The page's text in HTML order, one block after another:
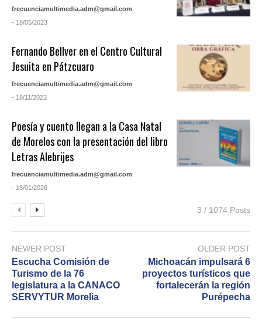
frecuenciamultimedia.adm@gmail.com
- 18/05/2023
Fernando Bellver en el Centro Cultural
Jesuita en Pátzcuaro
frecuenciamultimedia.adm@gmail.com
- 18/11/2022
Poesía y cuento llegan a la Casa Natal
de Morelos con la presentación del libro
Letras Alebrijes
frecuenciamultimedia.adm@gmail.com
- 13/01/2026
3 / 1074 Posts
NEWER POST
Escucha Comisión de
Turismo de la 76
legislatura a la CANACO
SERVYTUR Morelia
OLDER POST
Michoacán impulsará 6
proyectos turísticos que
fortalecerán la región
Purépecha